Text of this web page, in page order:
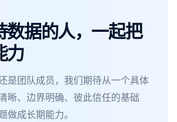
数据的人，一起把
力
是团队成员，我们期待从一个具体
晰、边界明确、彼此信任的基础
做成长期能力。